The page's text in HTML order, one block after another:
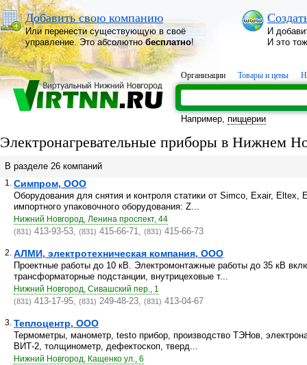
Добавить свою компанию
Или перенести существующую в своё
управление. Это абсолютнобесплатно!
И
И это
Организации Товары и цены
Например, пиццерии
Электронагревательные приборы в Нижнем
В разделе 26 компаний
1. Симпром, ООО
Оборудования для снятия и контроля статики от Simco, Exair, Eltex,
импортного упаковочного оборудования: Z...
Нижний Новгород, Ленина проспект, 44
(831) 413-93-53, (831) 415-66-71, (831) 415-66-73
2. АЛМИ, электротехническая компания, ООО
Проектные работы до 10 кВ. Электромонтажные работы до 35 кВ
трансформаторные подстанции, внутрицеховые т...
Нижний Новгород, Сивашский пер., 1
(831) 413-17-95, (831) 249-48-23, (831) 413-04-67
3. Теплоцентр, ООО
Термометры, манометр, testo прибор, производство ТЭНов,
ВИТ-2, толщинометр, дефектоскоп, тверд...
Нижний Новгород, Кащенко ул., 6